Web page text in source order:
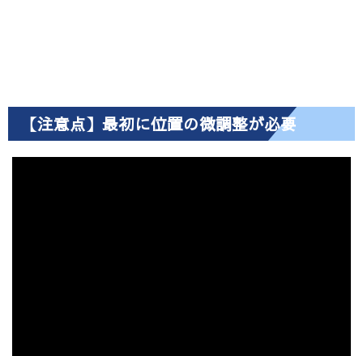
【注意点】最初に位置の微調整が必要